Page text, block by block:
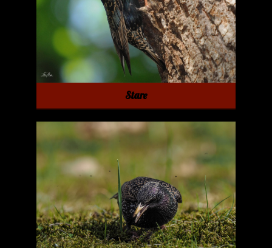
Stare